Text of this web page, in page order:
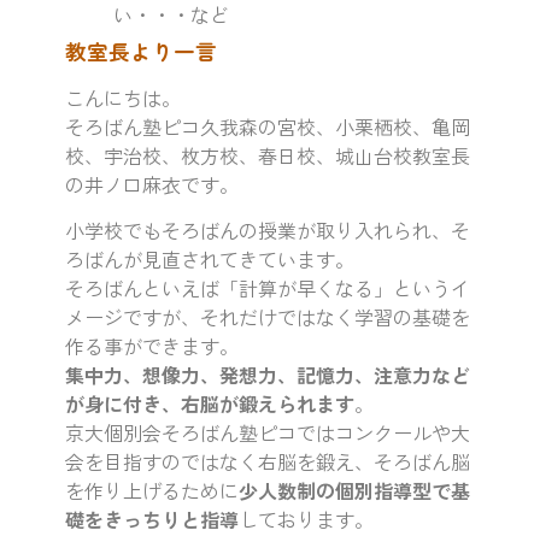
い・・・など
教室長より一言
こんにちは。
そろばん塾ピコ久我森の宮校、小栗栖校、亀岡
校、宇治校、枚方校、春日校、城山台校教室長
の井ノ口麻衣です。
小学校でもそろばんの授業が取り入れられ、そ
ろばんが見直されてきています。
そろばんといえば「計算が早くなる」というイ
メージですが、それだけではなく学習の基礎を
作る事ができます。
集中力、想像力、発想力、記憶力、注意力など
が身に付き、右脳が鍛えられます。
京大個別会そろばん塾ピコではコンクールや大
会を目指すのではなく右脳を鍛え、そろばん脳
を作り上げるために少人数制の個別指導型で基
礎をきっちりと指導 しております。